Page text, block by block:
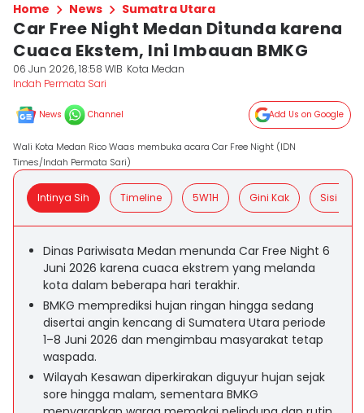
Home News Sumatra Utara
Car Free Night Medan Ditunda karena
Cuaca Ekstem, Ini Imbauan BMKG
06 Jun 2026, 18:58 WIB Kota Medan
Indah Permata Sari
News Channel Add Us on Google
Wali Kota Medan Rico Waas membuka acara Car Free Night (IDN
Times/Indah Permata Sari)
Intinya Sih Timeline 5W1H Gini Kak Sisi
Dinas Pariwisata Medan menunda Car Free Night 6
Juni 2026 karena cuaca ekstrem yang melanda
kota dalam beberapa hari terakhir.
BMKG memprediksi hujan ringan hingga sedang
disertai angin kencang di Sumatera Utara periode
1–8 Juni 2026 dan mengimbau masyarakat tetap
waspada.
Wilayah Kesawan diperkirakan diguyur hujan sejak
sore hingga malam, sementara BMKG